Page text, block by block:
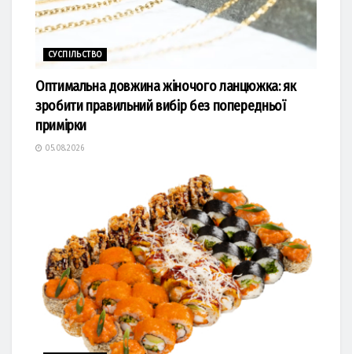
СУСПІЛЬСТВО
Оптимальна довжина жіночого ланцюжка: як
зробити правильний вибір без попередньої
примірки
05.08.2026